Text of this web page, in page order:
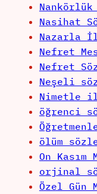
Nasihat
Nazarla
Nefret
Nefret
Neşeli
Nimetle
öğrenci
ölüm
On Kasım
orjinal
Özel Gün